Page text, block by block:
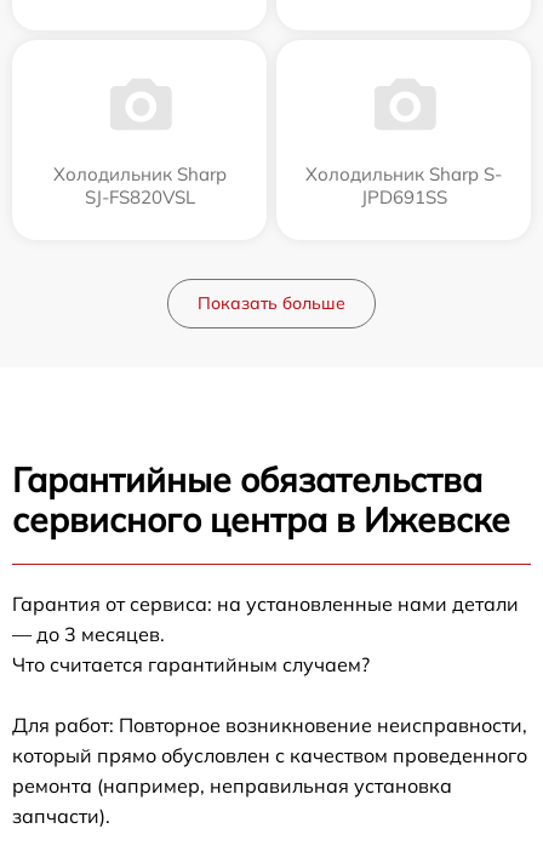
Холодильник Sharp
SJ-FS820VSL
Холодильник Sharp S-
JPD691SS
Показать больше
Гарантийные обязательства
сервисного центра в Ижевске
Гарантия от сервиса: на установленные нами детали
— до 3 месяцев.
Что считается гарантийным случаем?
Для работ: Повторное возникновение неисправности,
который прямо обусловлен с качеством проведенного
ремонта (например, неправильная установка
запчасти).